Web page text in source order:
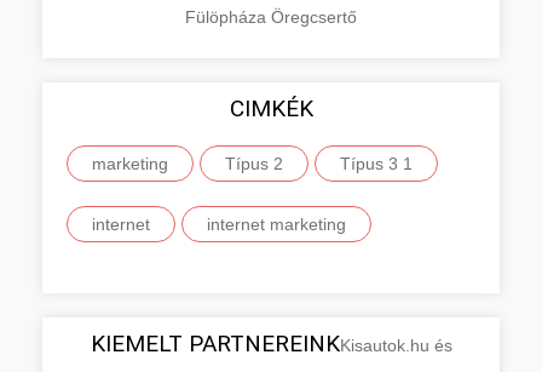
Fülöpháza Öregcsertő
CIMKÉK
marketing Típus 2 Típus 3 1
internet internet marketing
KIEMELT PARTNEREINKKisautok.hu és